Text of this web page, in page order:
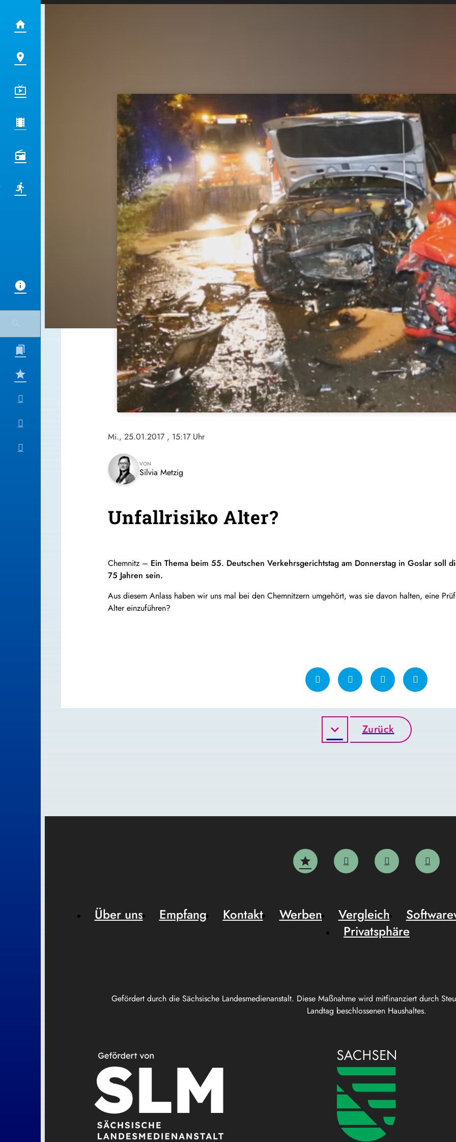
Mi., 25.01.2017 , 15:17 Uhr
VON
Silvia Metzig
Unfallrisiko Alter?
Chemnitz – Ein Thema beim 55. Deutschen Verkehrsgerichtstag am Donnerstag in Goslar soll
75 Jahren sein.
Aus diesem Anlass haben wir uns mal bei den Chemnitzern umgehört, was sie davon halten, eine
Alter einzuführen?
Zurück
Gefördert durch die Sächsische Landesmedienanstalt. Diese Maßnahme wird mitfinanziert durch
Landtag beschlossenen Haushaltes.
Über uns Empfang Kontakt Werben Vergleich
Privatsphäre